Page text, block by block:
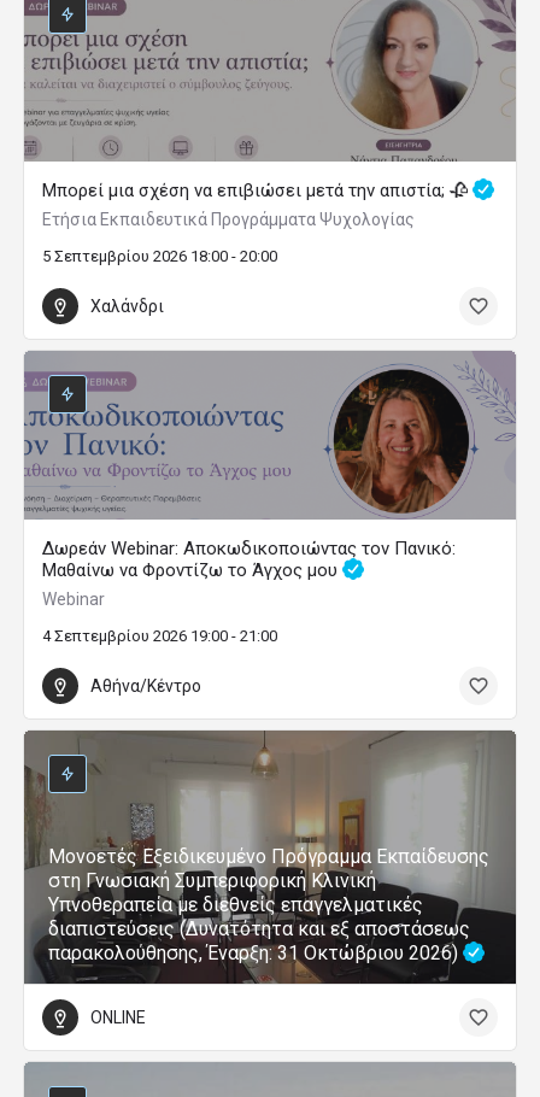
Μπορεί μια σχέση να επιβιώσει μετά την απιστία; 🥀
Ετήσια Εκπαιδευτικά Προγράμματα Ψυχολογίας
5 Σεπτεμβρίου 2026 18:00 - 20:00
Χαλάνδρι
Δωρεάν Webinar: Αποκωδικοποιώντας τον Πανικό:
Μαθαίνω να Φροντίζω το Άγχος μου
Webinar
4 Σεπτεμβρίου 2026 19:00 - 21:00
Αθήνα/Κέντρο
Μονοετές Εξειδικευμένο Πρόγραμμα Εκπαίδευσης
στη Γνωσιακή Συμπεριφορική Κλινική
Υπνοθεραπεία με διεθνείς επαγγελματικές
διαπιστεύσεις (Δυνατότητα και εξ αποστάσεως
παρακολούθησης, Έναρξη: 31 Οκτώβριου 2026)
ONLINE